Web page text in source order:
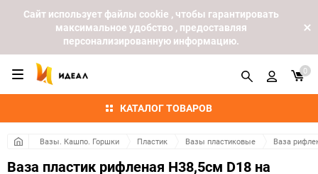
Cайт использует файлы cookie , чтобы гарантировать
максимальное удобство , предоставляя
персонализированную информацию.
КАТАЛОГ ТОВАРОВ
0
Вазы. Кашпо. Горшки Пластик Вазы пластиковые Ваза
Ваза пластик рифленая H38,5см D18 на